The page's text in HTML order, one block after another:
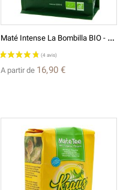
M
Até Intense La Bombilla BIO - 500g Origine Brésil
A partir de 16,90 €